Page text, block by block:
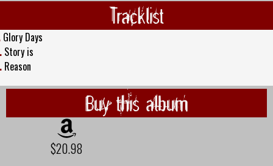
Tracklist
Glory Days
Story is
Reason
Buy this album
$20.98